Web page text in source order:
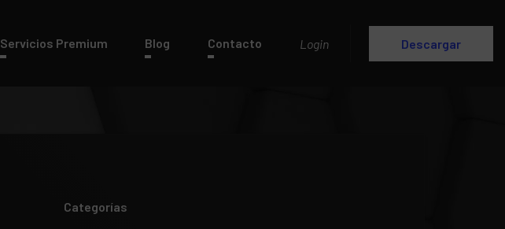
Servicios Premium Blog Contacto Login Descargar
Categorías